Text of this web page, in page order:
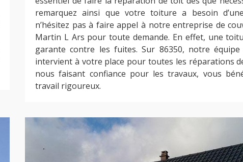
remarquez ainsi que votre toiture a besoin
n’hésitez pas à faire appel à notre entreprise de
Martin L Ars pour toute demande. En effet, une
garante contre les fuites. Sur 86350, notre
intervient à votre place pour toutes les réparations
nous faisant confiance pour les travaux, vous
travail rigoureux.